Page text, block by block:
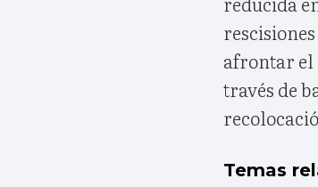
afrontar el
través de
Temas